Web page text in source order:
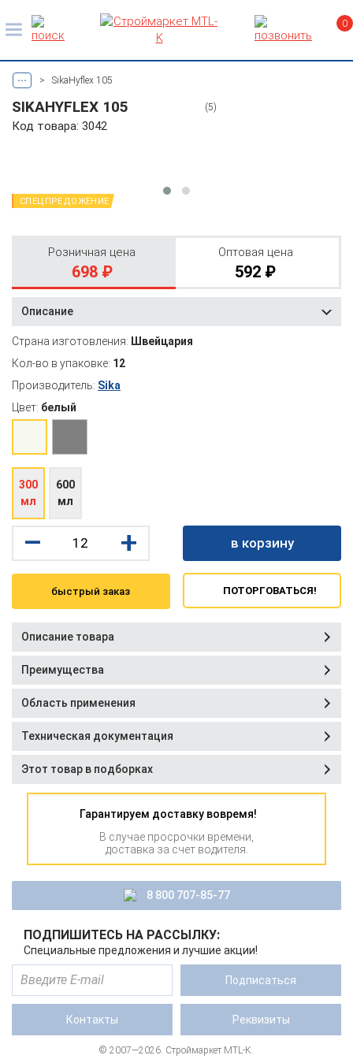
0
... > SikaHyflex 105
SIKAHYFLEX 105 (5)
Код товара: 3042
СПЕЦПРЕДОЖЕНИЕ
Розничная цена
698 ₽
Оптовая цена
592 ₽
Описание
Страна изготовления: Швейцария
Кол-во в упаковке: 12
Производитель: Sika
Цвет: белый
300
мл
600
мл
– + в корзину
быстрый заказ ПОТОРГОВАТЬСЯ!
Описание товара
Преимущества
Область применения
Техническая документация
Этот товар в подборках
Гарантируем доставку вовремя!
В случае просрочки времени,
доставка за счет водителя.
8 800 707-85-77
ПОДПИШИТЕСЬ НА РАССЫЛКУ:
Специальные предложения и лучшие акции!
Подписаться
Контакты Реквизиты
© 2007—2026. Строймаркет MTL-K.